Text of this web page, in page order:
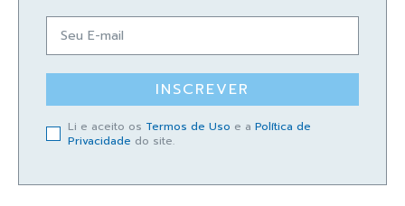
INSCREVER
Li e aceito os Termos de Uso e a Política de
Privacidade do site.